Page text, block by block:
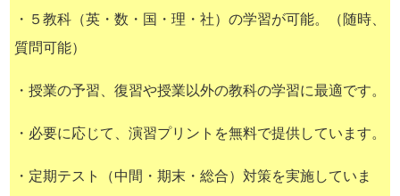
・５教科（英・数・国・理・社）の学習が可能。（随時、
質問可能）
・授業の予習、復習や授業以外の教科の学習に最適です。
・必要に応じて、演習プリントを無料で提供しています。
・定期テスト（中間・期末・総合）対策を実施していま